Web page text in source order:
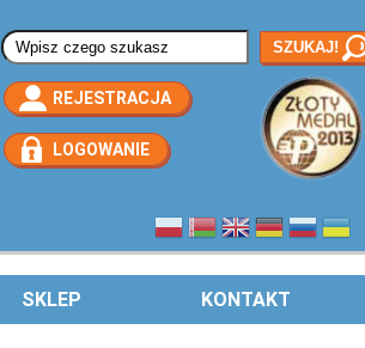
Formularz wyszukiwania
REJESTRACJA
LOGOWANIE
SKLEP KONTAKT